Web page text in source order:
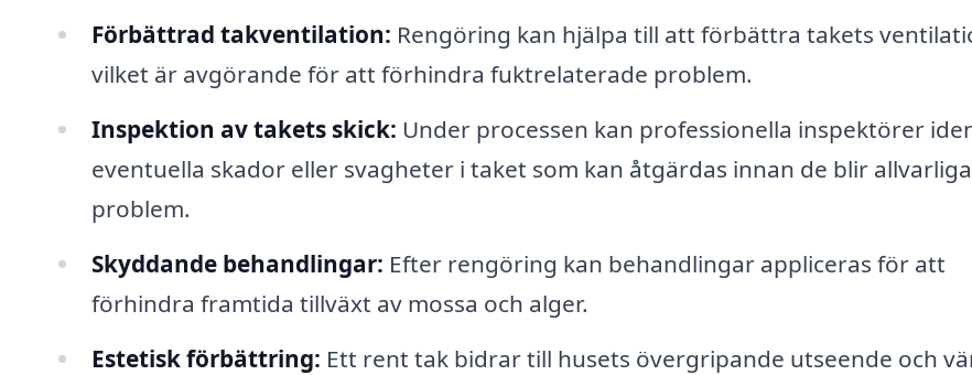
Förbättrad takventilation: Rengöring kan hjälpa till att förbättra takets
vilket är avgörande för att förhindra fuktrelaterade problem.
Inspektion av takets skick: Under processen kan professionella inspektörer
eventuella skador eller svagheter i taket som kan åtgärdas innan de blir allvarliga
problem.
Skyddande behandlingar: Efter rengöring kan behandlingar appliceras för att
förhindra framtida tillväxt av mossa och alger.
Estetisk förbättring: Ett rent tak bidrar till husets övergripande utseende och